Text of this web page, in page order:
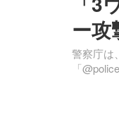
ー攻
警察庁は
「